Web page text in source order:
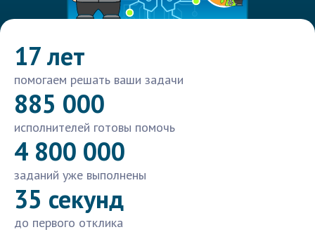
17 лет
помогаем решать ваши задачи
885 000
исполнителей готовы помочь
4 800 000
заданий уже выполнены
35 секунд
до первого отклика